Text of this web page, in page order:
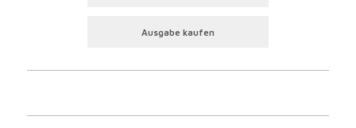
Ausgabe kaufen